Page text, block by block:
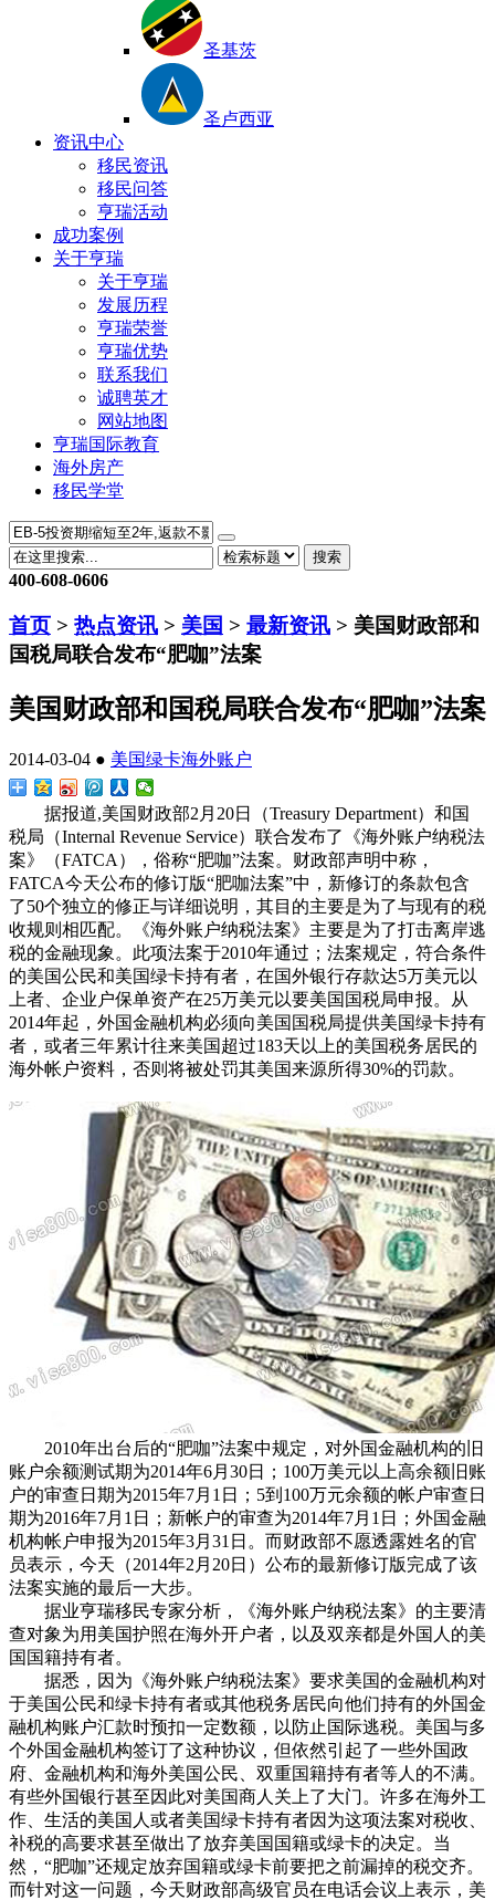
圣基茨
圣卢西亚
资讯中心
移民资讯
移民问答
亨瑞活动
成功案例
关于亨瑞
关于亨瑞
发展历程
亨瑞荣誉
亨瑞优势
联系我们
诚聘英才
网站地图
亨瑞国际教育
海外房产
移民学堂
搜索
400-608-0606
首页 > 热点资讯 > 美国 > 最新资讯 > 美国财政部和
国税局联合发布“肥咖”法案
美国财政部和国税局联合发布“肥咖”法案
2014-03-04 ● 美国绿卡海外账户
据报道,美国财政部2月20日（Treasury Department）和国
税局（Internal Revenue Service）联合发布了《海外账户纳税法
案》（FATCA），俗称“肥咖”法案。财政部声明中称，
FATCA今天公布的修订版“肥咖法案”中，新修订的条款包含
了50个独立的修正与详细说明，其目的主要是为了与现有的税
收规则相匹配。《海外账户纳税法案》主要是为了打击离岸逃
税的金融现象。此项法案于2010年通过；法案规定，符合条件
的美国公民和美国绿卡持有者，在国外银行存款达5万美元以
上者、企业户保单资产在25万美元以要美国国税局申报。从
2014年起，外国金融机构必须向美国国税局提供美国绿卡持有
者，或者三年累计往来美国超过183天以上的美国税务居民的
海外帐户资料，否则将被处罚其美国来源所得30%的罚款。
2010年出台后的“肥咖”法案中规定，对外国金融机构的旧
账户余额测试期为2014年6月30日；100万美元以上高余额旧账
户的审查日期为2015年7月1日；5到100万元余额的帐户审查日
期为2016年7月1日；新帐户的审查为2014年7月1日；外国金融
机构帐户申报为2015年3月31日。而财政部不愿透露姓名的官
员表示，今天（2014年2月20日）公布的最新修订版完成了该
法案实施的最后一大步。
据业亨瑞移民专家分析，《海外账户纳税法案》的主要清
查对象为用美国护照在海外开户者，以及双亲都是外国人的美
国国籍持有者。
据悉，因为《海外账户纳税法案》要求美国的金融机构对
于美国公民和绿卡持有者或其他税务居民向他们持有的外国金
融机构账户汇款时预扣一定数额，以防止国际逃税。美国与多
个外国金融机构签订了这种协议，但依然引起了一些外国政
府、金融机构和海外美国公民、双重国籍持有者等人的不满。
有些外国银行甚至因此对美国商人关上了大门。许多在海外工
作、生活的美国人或者美国绿卡持有者因为这项法案对税收、
补税的高要求甚至做出了放弃美国国籍或绿卡的决定。当
然，“肥咖”还规定放弃国籍或绿卡前要把之前漏掉的税交齐。
而针对这一问题，今天财政部高级官员在电话会议上表示，美